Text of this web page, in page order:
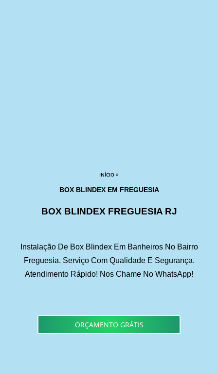
INÍCIO »
BOX BLINDEX EM FREGUESIA
BOX BLINDEX FREGUESIA RJ
Instalação De Box Blindex Em Banheiros No Bairro
Freguesia. Serviço Com Qualidade E Segurança.
Atendimento Rápido! Nos Chame No WhatsApp!
ORÇAMENTO GRÁTIS